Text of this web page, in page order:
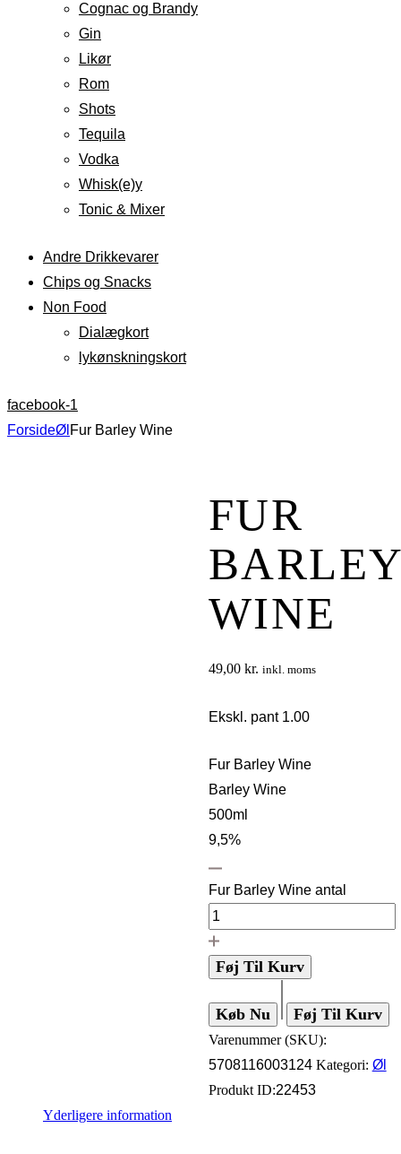
Cognac og Brandy
Gin
Likør
Rom
Shots
Tequila
Vodka
Whisk(e)y
Tonic & Mixer
Andre Drikkevarer
Chips og Snacks
Non Food
Dialægkort
lykønskningskort
facebook-1
ForsideØl Fur Barley Wine
FUR
WINE
49,00 kr. inkl. moms
Ekskl. pant 1.00
Fur Barley Wine
Barley Wine
500ml
9,5%
Fur Barley Wine antal
Føj Til Kurv
Køb Nu Føj Til Kurv
Varenummer (SKU):
5708116003124 Kategori: Øl
Produkt ID:22453
Yderligere information